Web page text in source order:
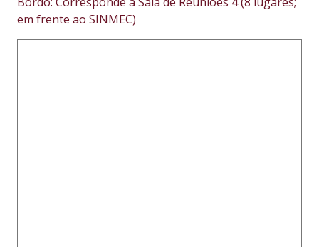
em frente ao SINMEC)